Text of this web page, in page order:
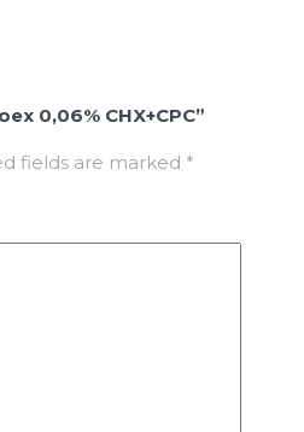
0,06% CHX+CPC”
fields are marked *